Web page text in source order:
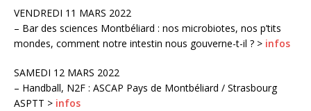
VENDREDI 11 MARS 2022
– Bar des sciences Montbéliard : nos microbiotes, nos p’tits
mondes, comment notre intestin nous gouverne-t-il ? > infos
SAMEDI 12 MARS 2022
– Handball, N2F : ASCAP Pays de Montbéliard / Strasbourg
ASPTT > infos